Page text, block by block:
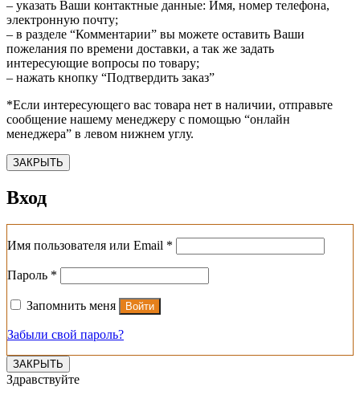
– указать Ваши контактные данные: Имя, номер телефона,
электронную почту;
– в разделе “Комментарии” вы можете оставить Ваши
пожелания по времени доставки, а так же задать
интересующие вопросы по товару;
– нажать кнопку “Подтвердить заказ”
*Если интересующего вас товара нет в наличии, отправьте
сообщение нашему менеджеру с помощью “онлайн
менеджера” в левом нижнем углу.
ЗАКРЫТЬ
Вход
Имя пользователя или Email *
Пароль *
Запомнить меня Войти
Забыли свой пароль?
ЗАКРЫТЬ
Здравствуйте